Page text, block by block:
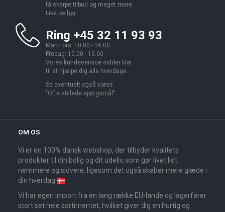
få skarpe tilbud og meget mere.
Like os her.
Ring +45 32 11 93 93
Man-Tors: 10.00 - 16.00
Fredag: 10.00 - 15.00
Vores kundeservice sidder klar
til at hjælpe dig alle hverdage.
Se eventuelt også vores
"Ofte stillede spørgsmål ".
OM OS
Vi er en 100% dansk webshop, der tilbyder kvalitets
produkter til din bolig og dit udeliv, som gør livet lidt
nemmere og sjovere, ligesom det også skaber mere glæde i
din hverdag
Vi har egen import fra en lang række EU-lande og lagerfører
stort set hele sortimentet, hvilket giver dig en hurtig og